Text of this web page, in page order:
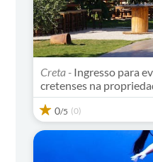
Creta - Ingresso para
cretenses na
0/5 (0)